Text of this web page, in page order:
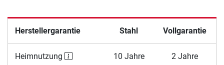
Herstellergarantie Stahl Vollgarantie
Heimnutzung 10 Jahre 2 Jahre